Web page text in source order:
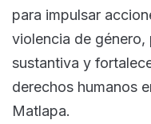
para impulsar
violencia de
sustantiva y
derechos humanos
Matlapa.